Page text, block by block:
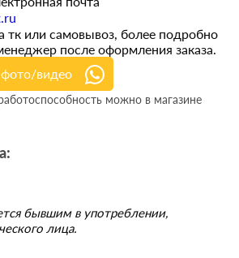
тк или самовывоз, более подробно
после оформления заказа.
видео
можно в магазине
бывшим в употреблении,
лица.